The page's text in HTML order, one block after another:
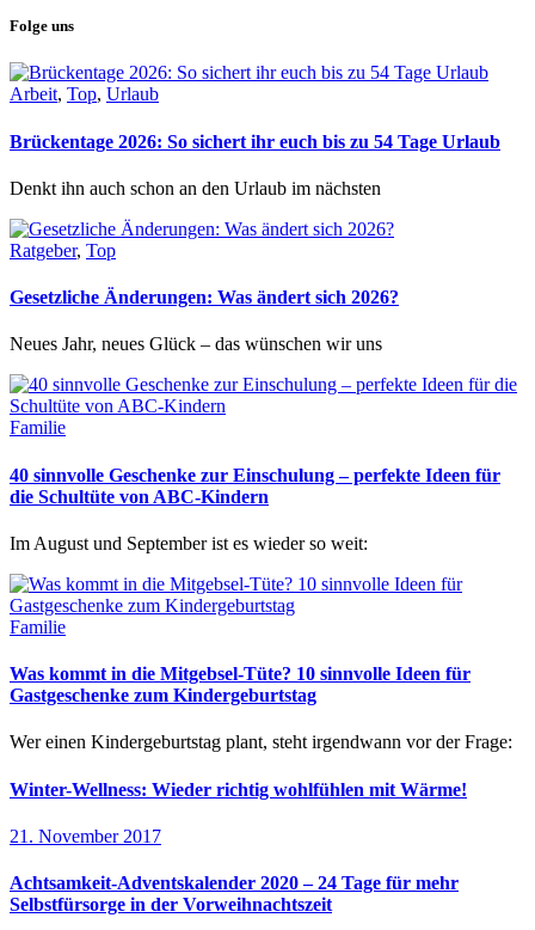
Folge uns
Arbeit, Top, Urlaub
Brückentage 2026: So sichert ihr euch bis zu 54 Tage Urlaub
Denkt ihn auch schon an den Urlaub im nächsten
Ratgeber, Top
Gesetzliche Änderungen: Was ändert sich 2026?
Neues Jahr, neues Glück – das wünschen wir uns
Familie
40 sinnvolle Geschenke zur Einschulung – perfekte Ideen für
die Schultüte von ABC-Kindern
Im August und September ist es wieder so weit:
Familie
Was kommt in die Mitgebsel-Tüte? 10 sinnvolle Ideen für
Gastgeschenke zum Kindergeburtstag
Wer einen Kindergeburtstag plant, steht irgendwann vor der Frage:
Winter-Wellness: Wieder richtig wohlfühlen mit Wärme!
21. November 2017
Achtsamkeit-Adventskalender 2020 – 24 Tage für mehr
Selbstfürsorge in der Vorweihnachtszeit